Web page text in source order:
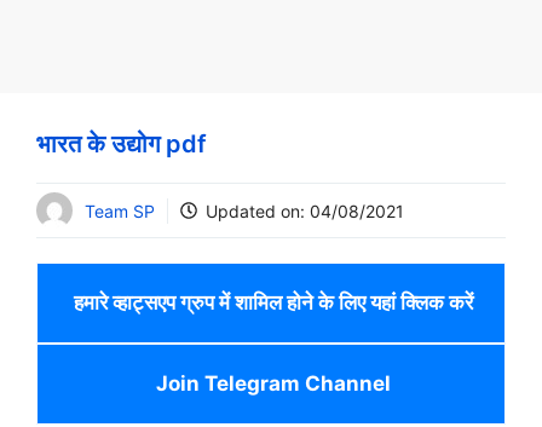
भारत के उद्योग pdf
Team SP Updated on: 04/08/2021
हमारे व्हाट्सएप ग्रुप में शामिल होने के लिए यहां क्लिक करें
Join Telegram Channel